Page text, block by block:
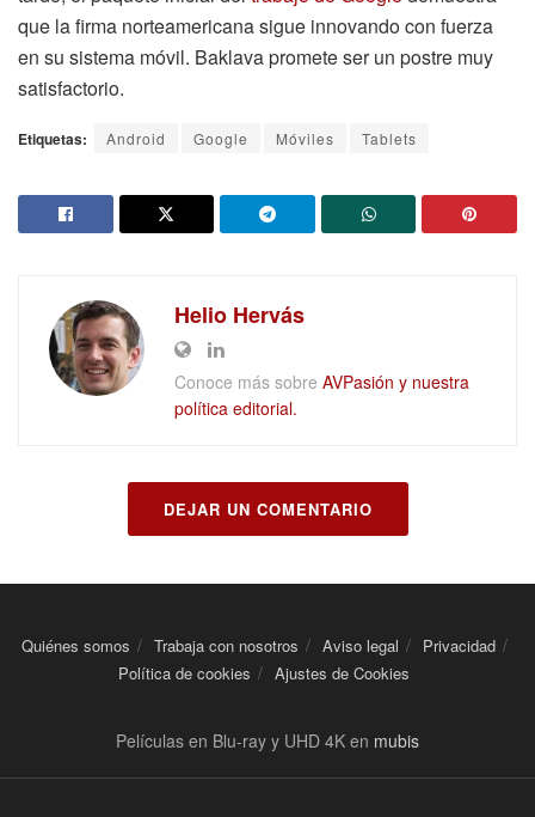
que la firma norteamericana sigue innovando con fuerza
en su sistema móvil. Baklava promete ser un postre muy
satisfactorio.
Etiquetas: Android Google Móviles Tablets
Helio Hervás
Conoce más sobre AVPasión y nuestra
política editorial.
DEJAR UN COMENTARIO
Quiénes somos Trabaja con nosotros Aviso legal
Privacidad
Política de cookies
Ajustes de Cookies
Películas en Blu-ray y UHD 4K en mubis